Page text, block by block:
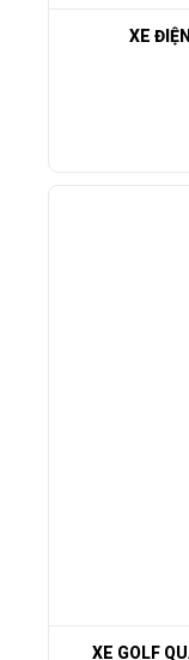
XE
XE GOLF